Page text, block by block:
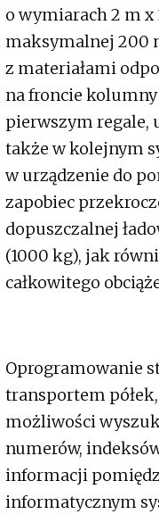
o wymiarach 2 m x
maksymalnej 200
z materiałami
na froncie
pierwszym regale,
także w kolejnym
w urządzenie do
zapobiec
dopuszczalnej
(1000 kg), jak
całkowitego
Oprogramowanie
transportem
możliwości
numerów,
informacji
informatycznym